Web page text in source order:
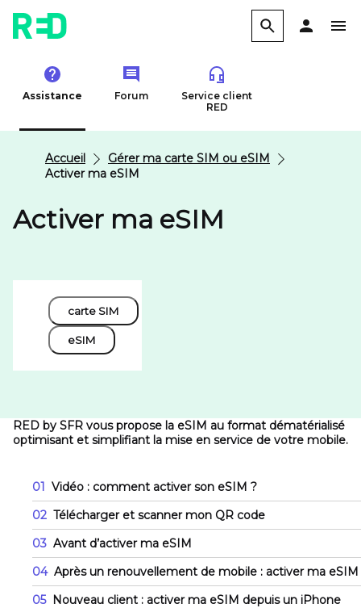
Assistance Forum
Service client
RED
Accueil
Gérer ma carte SIM ou eSIM
Activer ma eSIM
Activer ma eSIM
carte SIM
eSIM
RED by SFR vous propose la eSIM au format dématérialisé
optimisant et simplifiant la mise en service de votre mobile.
01 Vidéo : comment activer son eSIM ?
02 Télécharger et scanner mon QR code
03 Avant d’activer ma eSIM
04 Après un renouvellement de mobile : activer ma eSIM
05 Nouveau client : activer ma eSIM depuis un iPhone